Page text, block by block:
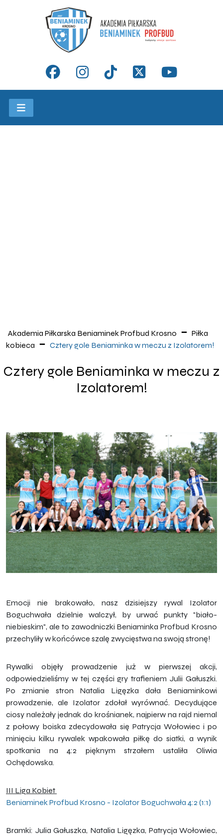
Akademia Piłkarska Beniaminek Profbud Krosno
Piłka
kobieca
Cztery gole Beniaminka w meczu z Izolatorem!
Cztery gole Beniaminka w meczu z
Izolatorem!
Emocji nie brakowało, nasz dzisiejszy rywal Izolator
Boguchwała dzielnie walczył, by urwać punkty "biało-
niebieskim", ale to zawodniczki Beniaminka Profbud Krosno
przechyliły w końcówce szalę zwycięstwa na swoją stronę!
Rywalki objęły prowadzenie już w pierwszej akcji,
odpowiedzieliśmy w tej części gry trafieniem Julii Gałuszki.
Po zmianie stron Natalia Ligęzka dała Beniaminkowi
prowadzenie, ale Izolator zdołał wyrównać. Decydujące
ciosy należały jednak do krośnianek, najpierw na rajd niemal
z połowy boiska zdecydowała się Patrycja Wołowiec i po
minięciu kilku rywalek wpakowała piłkę do siatki, a wynik
spotkania na 4:2 pięknym strzałem ustaliła Oliwia
Ochędowska.
III Liga Kobiet
Beniaminek Profbud Krosno - Izolator Boguchwała 4:2 (1:1)
Bramki: Julia Gałuszka, Natalia Ligęzka, Patrycja Wołowiec,